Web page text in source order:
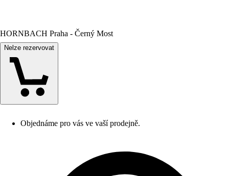
HORNBACH Praha - Černý Most
Nelze rezervovat
Objednáme pro vás ve vaší prodejně.